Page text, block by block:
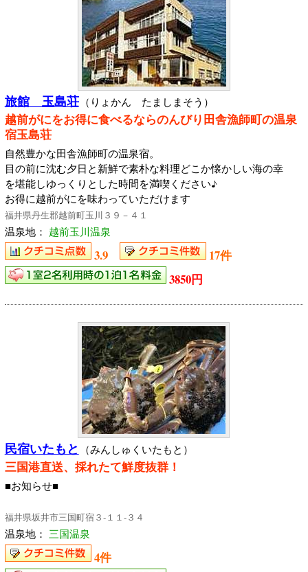
旅館 玉島荘 （りょかん たましまそう）
越前がにをお得に食べるならのんびり田舎漁師町の温泉
宿玉島荘
自然豊かな田舎漁師町の温泉宿。
目の前に沈む夕日と新鮮で素朴な料理どこか懐かしい海の幸
を堪能しゆっくりとした時間を満喫ください♪
お得に越前がにを味わっていただけます
福井県丹生郡越前町玉川３９－４１
温泉地： 越前玉川温泉
3.9
17件
3850円
民宿いたもと （みんしゅくいたもと）
三国港直送、採れたて鮮度抜群！
■お知らせ■
福井県坂井市三国町宿３‐１１‐３４
温泉地： 三国温泉
4件